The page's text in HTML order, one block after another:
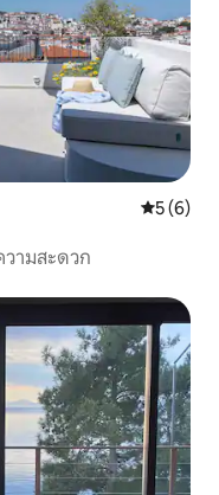
คะแนนเฉ
5 (6)
ามสะดวก